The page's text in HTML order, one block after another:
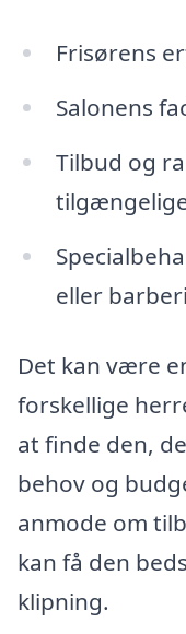
Frisørens
Salonens
Tilbud og
eller
Det kan være
forskellige
at finde den,
behov og
anmode om
kan få den
klipning.